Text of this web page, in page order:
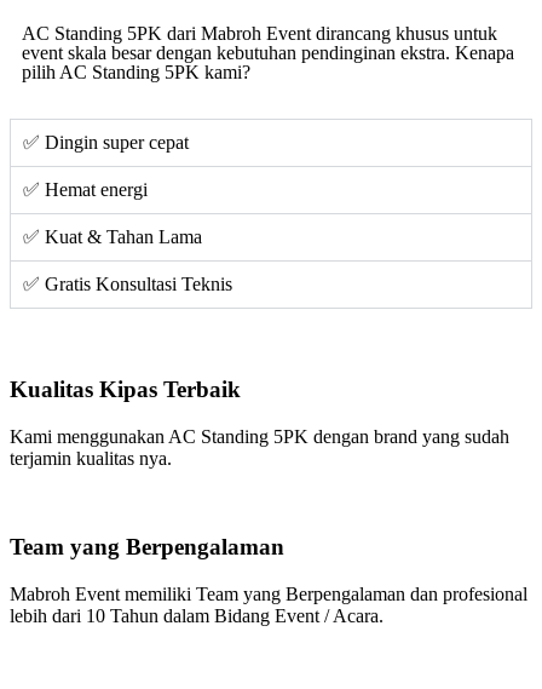
AC Standing 5PK dari Mabroh Event dirancang khusus untuk
event skala besar dengan kebutuhan pendinginan ekstra. Kenapa
pilih AC Standing 5PK kami?
✅ Dingin super cepat
✅ Hemat energi
✅ Kuat & Tahan Lama
✅ Gratis Konsultasi Teknis
Kualitas Kipas Terbaik
Kami menggunakan AC Standing 5PK dengan brand yang sudah
terjamin kualitas nya.
Team yang Berpengalaman
Mabroh Event memiliki Team yang Berpengalaman dan profesional
lebih dari 10 Tahun dalam Bidang Event / Acara.